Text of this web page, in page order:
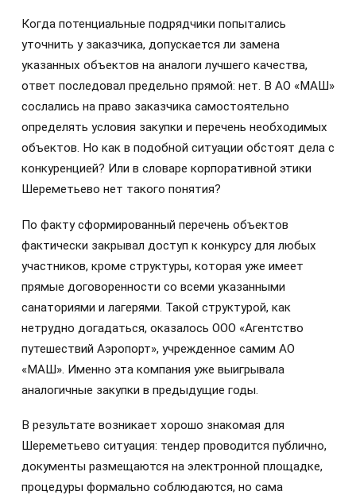
Когда потенциальные подрядчики попытались
уточнить у заказчика, допускается ли замена
указанных объектов на аналоги лучшего качества,
ответ последовал предельно прямой: нет. В АО «МАШ»
сослались на право заказчика самостоятельно
определять условия закупки и перечень необходимых
объектов. Но как в подобной ситуации обстоят дела с
конкуренцией? Или в словаре корпоративной этики
Шереметьево нет такого понятия?
По факту сформированный перечень объектов
фактически закрывал доступ к конкурсу для любых
участников, кроме структуры, которая уже имеет
прямые договоренности со всеми указанными
санаториями и лагерями. Такой структурой, как
нетрудно догадаться, оказалось ООО «Агентство
путешествий Аэропорт», учрежденное самим АО
«МАШ». Именно эта компания уже выигрывала
аналогичные закупки в предыдущие годы.
В результате возникает хорошо знакомая для
Шереметьево ситуация: тендер проводится публично,
документы размещаются на электронной площадке,
процедуры формально соблюдаются, но сама